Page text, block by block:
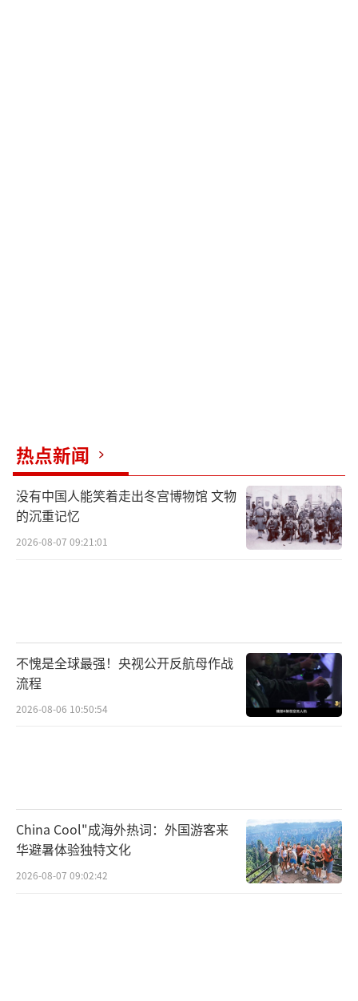
热点新闻
没有中国人能笑着走出冬宫博物馆 文物
的沉重记忆
2026-08-07 09:21:01
不愧是全球最强！央视公开反航母作战
流程
2026-08-06 10:50:54
China Cool"成海外热词：外国游客来
华避暑体验独特文化
2026-08-07 09:02:42